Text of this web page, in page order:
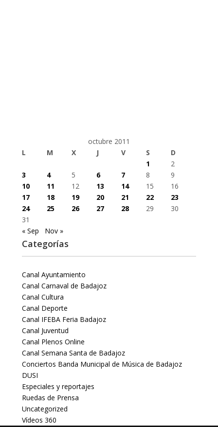
octubre 2011
L
M X J V S
D
1
2
3
4 5 6 7 8
9
10
11 12 13 14 15
16
17
18 19 20 21 22
23
24
25 26 27 28 29
30
31
« Sep
Nov »
Categorías
Canal Ayuntamiento
Canal Carnaval de Badajoz
Canal Cultura
Canal Deporte
Canal IFEBA Feria Badajoz
Canal Juventud
Canal Plenos Online
Canal Semana Santa de Badajoz
Conciertos Banda Municipal de Música de Badajoz
DUSI
Especiales y reportajes
Ruedas de Prensa
Uncategorized
Vídeos 360